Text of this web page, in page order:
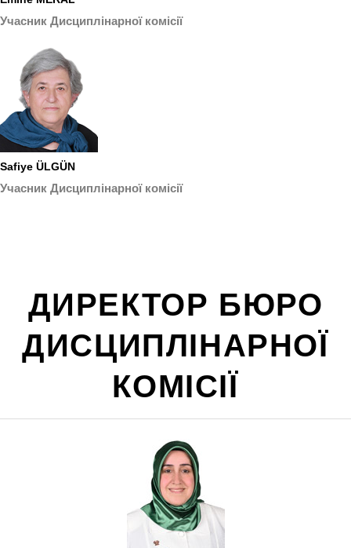
Учасник Дисциплінарної комісії
Safiye ÜLGÜN
Учасник Дисциплінарної комісії
ДИРЕКТОР БЮРО
ДИСЦИПЛІНАРНОЇ
КОМІСІЇ